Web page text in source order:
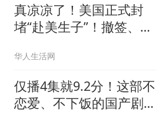
真凉凉了！美国正式封
堵“赴美生子”！撤签、终
要动！您支持吗？
华人生活网
仅播4集就9.2分！这部不
恋爱、不下饭的国产剧，